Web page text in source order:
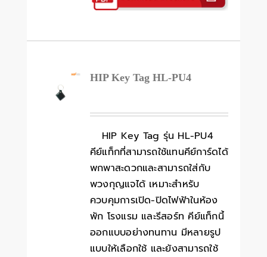
HIP Key Tag HL-PU4
HIP Key Tag รุ่น HL-PU4
คีย์แท็กที่สามารถใช้แทนคีย์การ์ดได้
พกพาสะดวกและสามารถใส่กับ
พวงกุญแจได้ เหมาะสำหรับ
ควบคุมการเปิด-ปิดไฟฟ้าในห้อง
พัก โรงแรม และรีสอร์ท คีย์แท็กนี้
ออกแบบอย่างทนทาน มีหลายรูป
แบบให้เลือกใช้ และยังสามารถใช้